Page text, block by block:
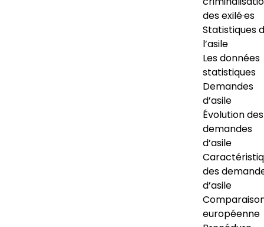
des exilé·es
Statistiques
l’asile
Les données
statistiques
Demandes
d’asile
Évolution des
demandes
d’asile
des
d’asile
européenne